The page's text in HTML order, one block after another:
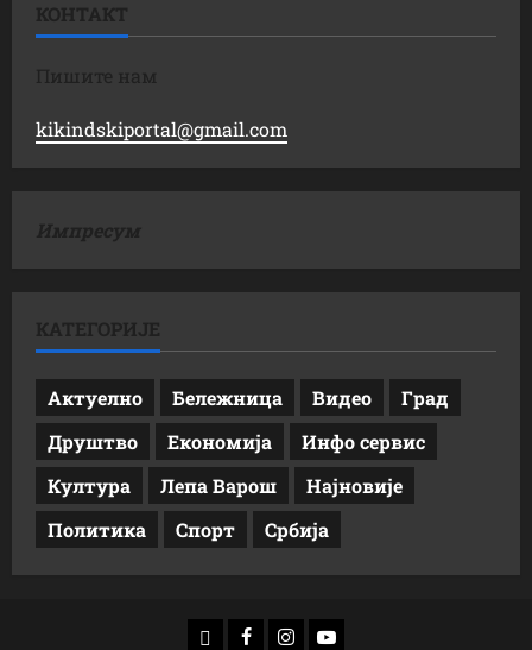
КОНТАКТ
Пишите нам
kikindskiportal@gmail.com
Импресум
КАТЕГОРИЈЕ
Актуелно Бележница Видео
Град
Друштво
Економија
Инфо сервис
Култура
Лепа Варош
Најновије
Политика
Спорт Србија
доwнлоад
Фацебоок
Инстаграм
Yоутубе